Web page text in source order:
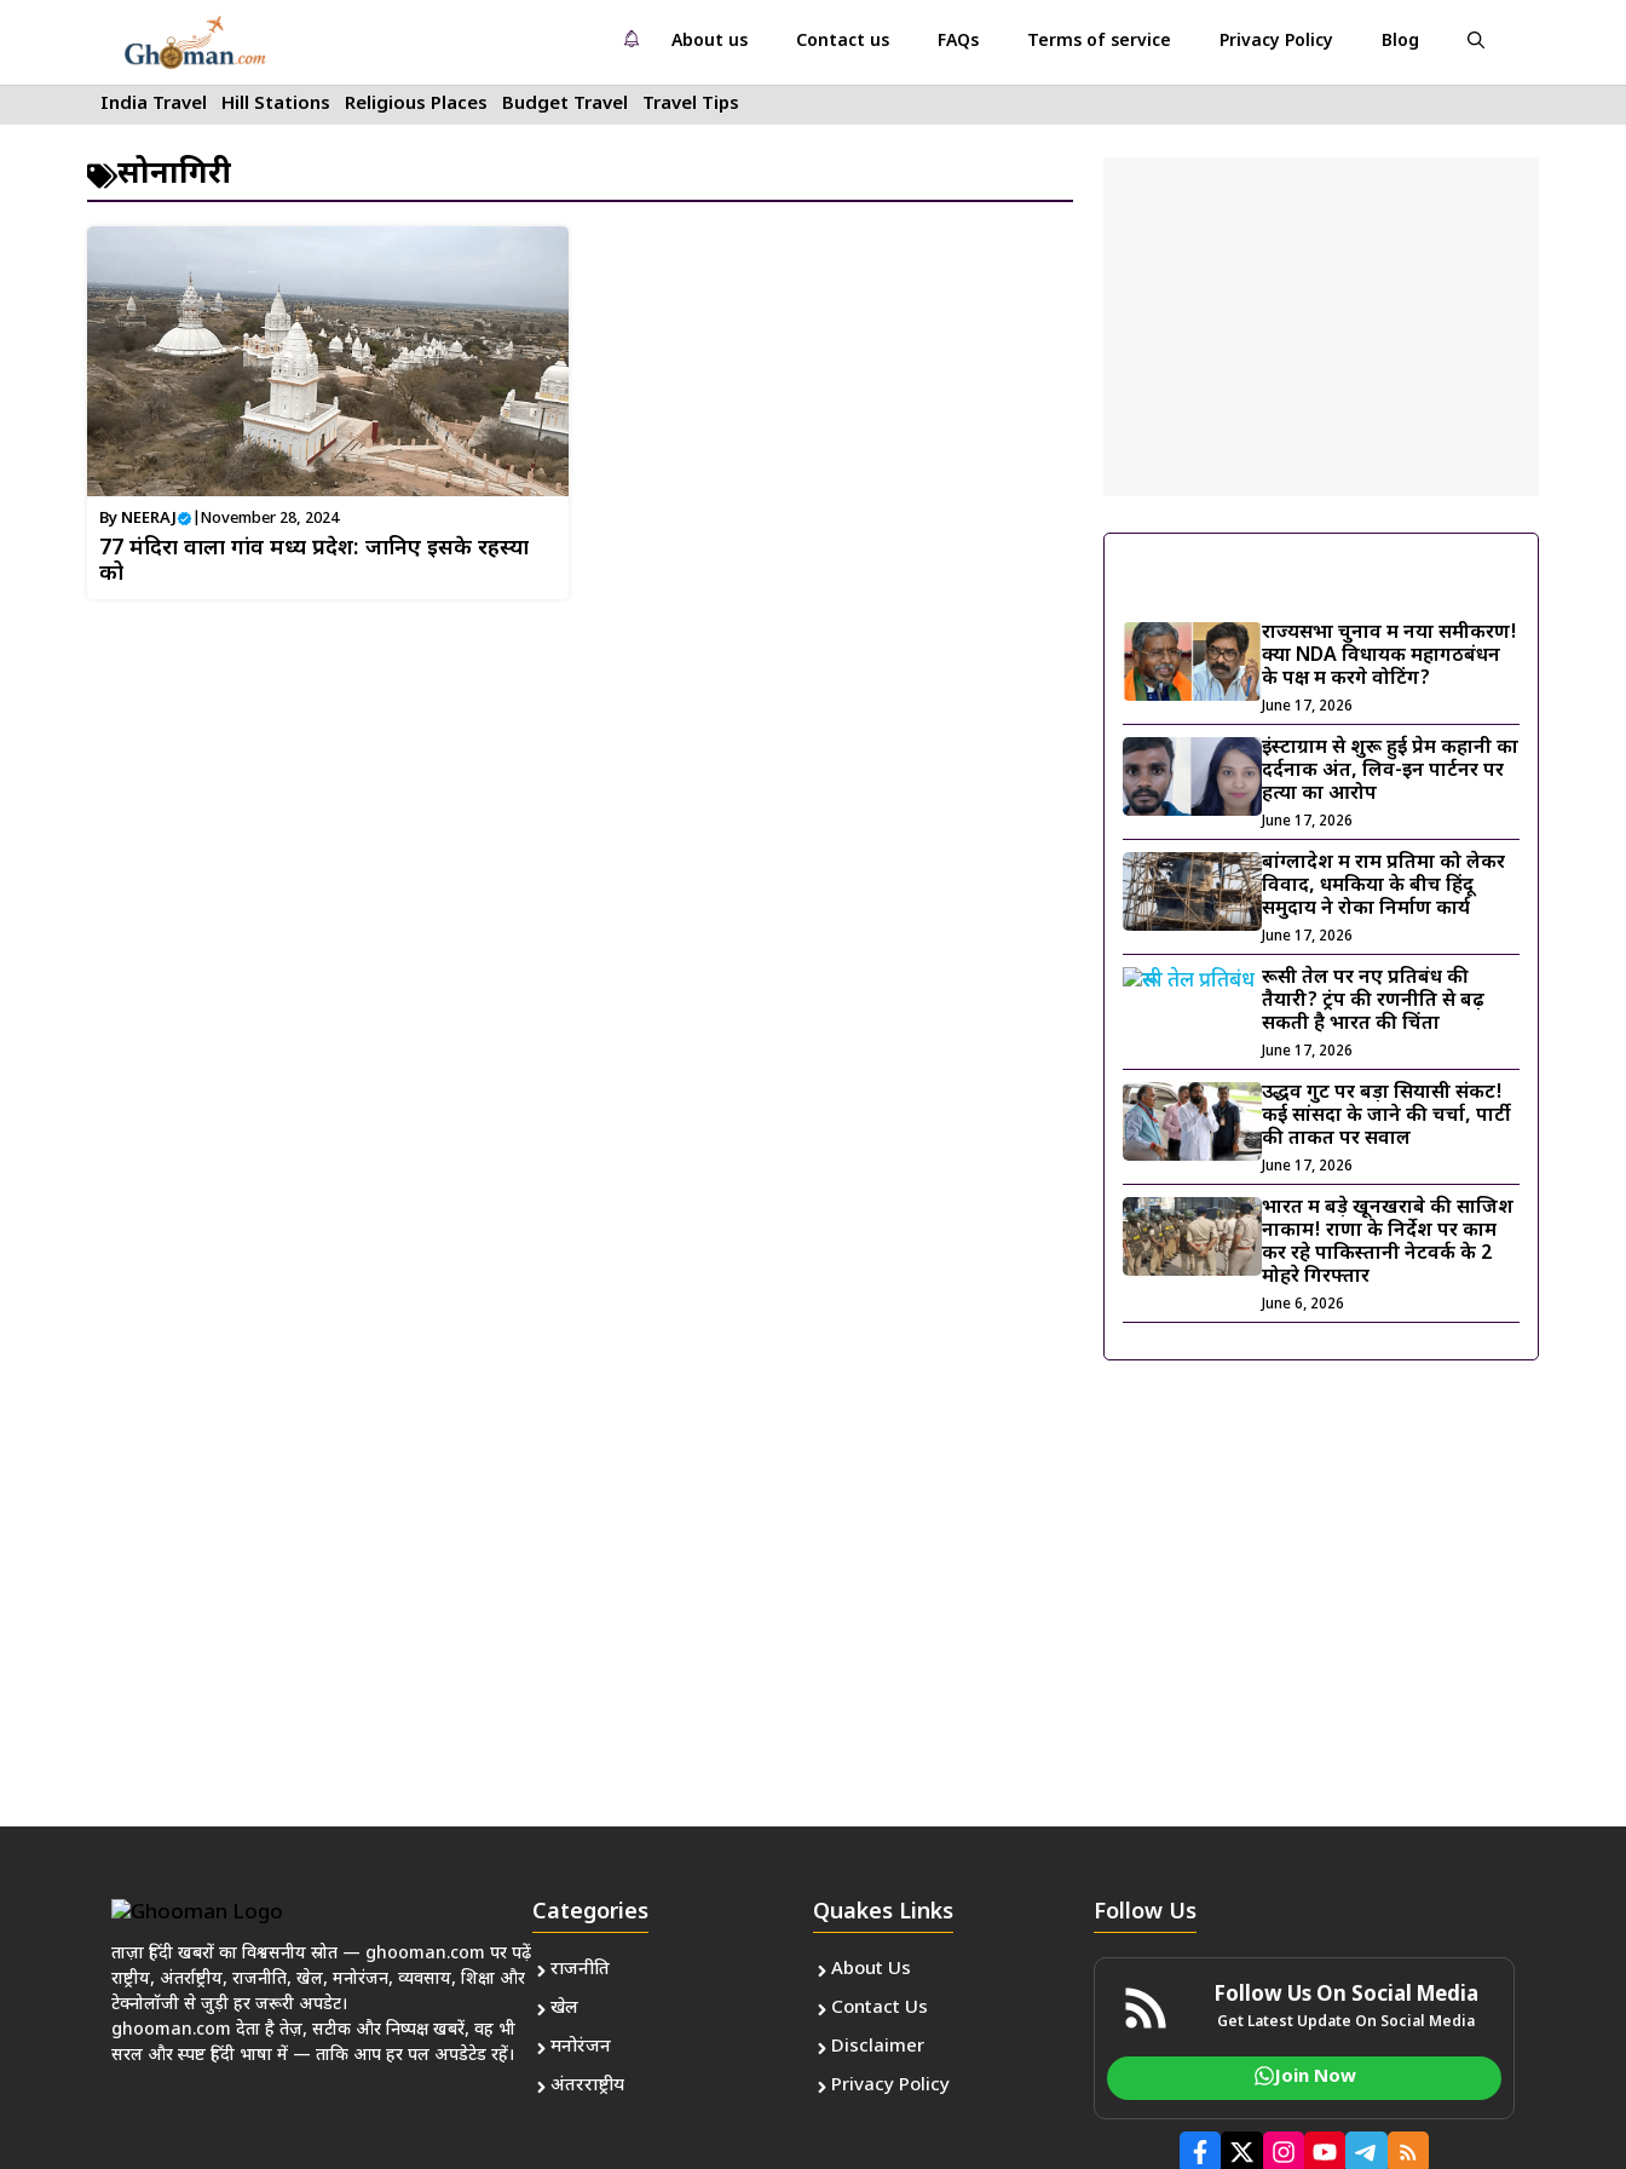
About us Contact us FAQs Terms of service Privacy Policy Blog
India Travel Hill Stations Religious Places Budget Travel Travel Tips
सोनागिरी
By NEERAJ November 28, 2024
77 मंदिरों वाला गांव मध्य प्रदेश: जानिए इसके रहस्यों
को
राज्यसभा चुनाव में नया समीकरण!
क्या NDA विधायक महागठबंधन
के पक्ष में करेंगे वोटिंग?
June 17, 2026
इंस्टाग्राम से शुरू हुई प्रेम कहानी का
दर्दनाक अंत, लिव-इन पार्टनर पर
हत्या का आरोप
June 17, 2026
बांग्लादेश में राम प्रतिमा को लेकर
विवाद, धमकियों के बीच हिंदू
समुदाय ने रोका निर्माण कार्य
June 17, 2026
रूसी तेल पर नए प्रतिबंध की
तैयारी? ट्रंप की रणनीति से बढ़
सकती है भारत की चिंता
June 17, 2026
उद्धव गुट पर बड़ा सियासी संकट!
कई सांसदों के जाने की चर्चा, पार्टी
की ताकत पर सवाल
June 17, 2026
भारत में बड़े खूनखराबे की साजिश
नाकाम! राणा के निर्देश पर काम
कर रहे पाकिस्तानी नेटवर्क के 2
मोहरे गिरफ्तार
June 6, 2026
ताज़ा हिंदी खबरों का विश्वसनीय स्रोत — ghooman.com पर पढ़ें
राष्ट्रीय, अंतर्राष्ट्रीय, राजनीति, खेल, मनोरंजन, व्यवसाय, शिक्षा और
टेक्नोलॉजी से जुड़ी हर जरूरी अपडेट।
ghooman.com देता है तेज़, सटीक और निष्पक्ष खबरें, वह भी
सरल और स्पष्ट हिंदी भाषा में — ताकि आप हर पल अपडेटेड रहें।
Categories
राजनीति
खेल
मनोरंजन
अंतरराष्ट्रीय
Quakes Links
About Us
Contact Us
Disclaimer
Privacy Policy
Follow Us
Follow Us On Social Media
Get Latest Update On Social Media
Join Now